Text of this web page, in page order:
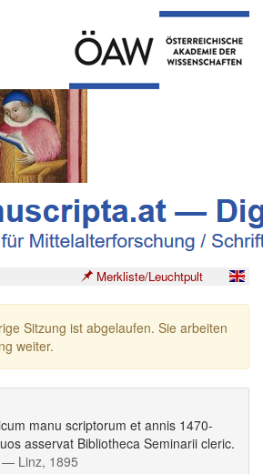
Merkliste/Leuchtpult
Sitzung ist abgelaufen. Sie arbeiten
weiter.
manu scriptorum et annis 1470-
asservat Bibliotheca Seminarii cleric.
— Linz, 1895